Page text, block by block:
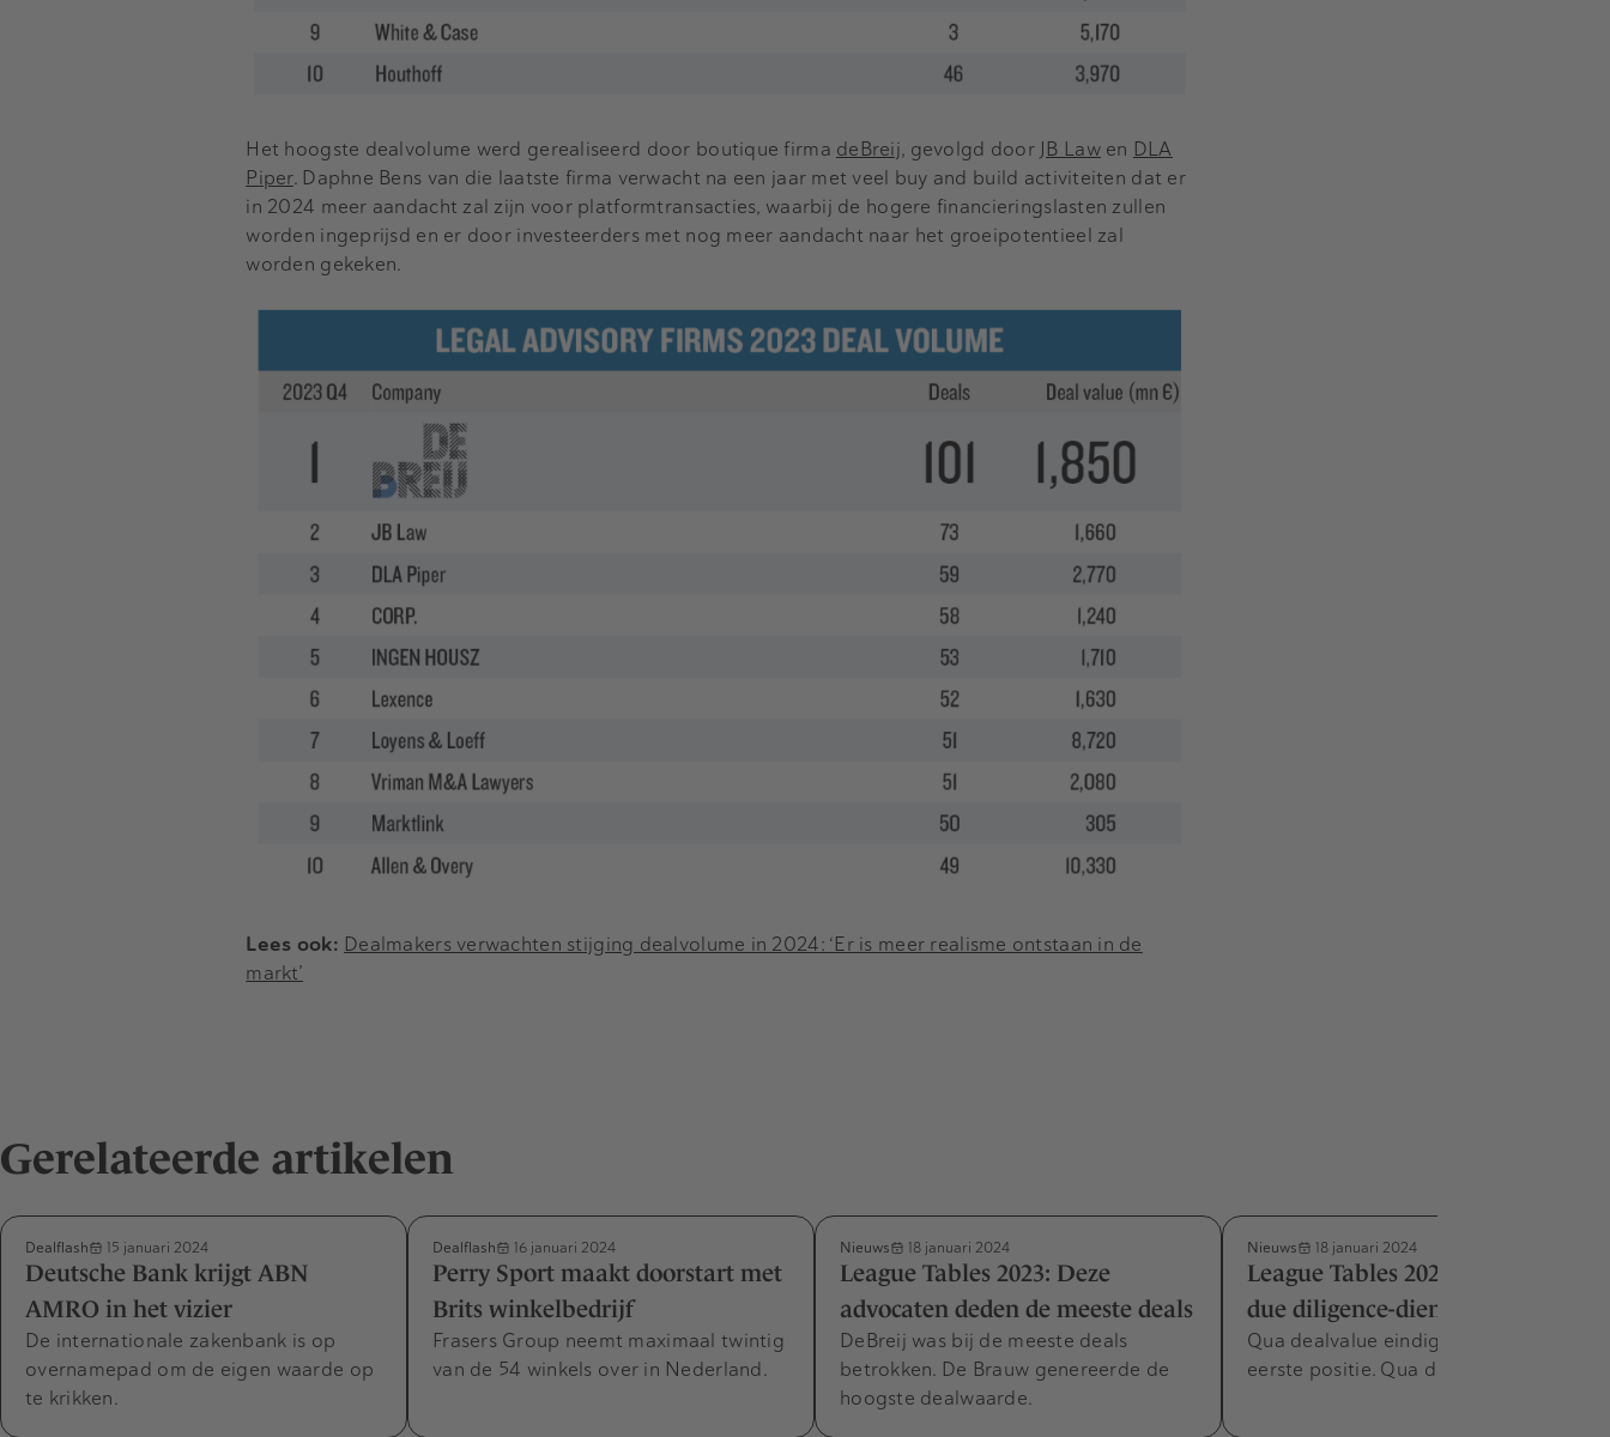
Het hoogste dealvolume werd gerealiseerd door boutique firma deBreij, gevolgd door JB Lawen DLA
Piper. Daphne Bens van die laatste firma verwacht na een jaar met veel buy and build activiteiten dat er
in 2024 meer aandacht zal zijn voor platformtransacties, waarbij de hogere financieringslasten zullen
worden ingeprijsd en er door investeerders met nog meer aandacht naar het groeipotentieel zal
worden gekeken.
Lees ook: Dealmakers verwachten stijging dealvolume in 2024: ‘Er is meer realisme ontstaan in de
markt’
Gerelateerde artikelen
Dealflash 15 januari 2024
Deutsche Bank krijgt ABN
AMRO in het vizier
De internationale zakenbank is op
overnamepad om de eigen waarde op
te krikken.
Dealflash 16 januari 2024
Perry Sport maakt doorstart met
Brits winkelbedrijf
Frasers Group neemt maximaal twintig
van de 54 winkels over in Nederland.
Nieuws 18 januari 2024
League Tables 2023: Deze
advocaten deden de meeste deals
DeBreij was bij de meeste deals
betrokken. De Brauw genereerde de
hoogste dealwaarde.
Nieuws 18 januari 2024
League Tables 2023: De top in
due diligence-dienstverleners
Qua dealvalue eindigt PwC op de
eerste positie. Qua dealvolume KPMG.